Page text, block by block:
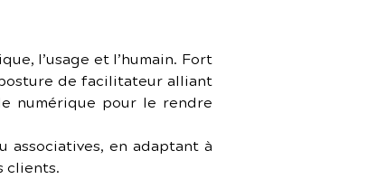
l’usage et l’humain. Fort
de facilitateur alliant
numérique pour le rendre
en adaptant à
clients.